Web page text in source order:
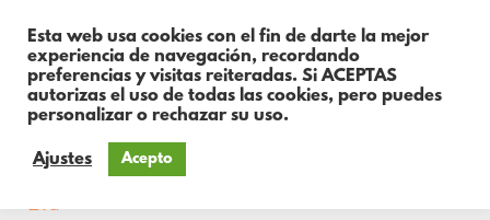
Esta web usa cookies con el fin de darte la mejor
experiencia de navegación, recordando
preferencias y visitas reiteradas. Si ACEPTAS
autorizas el uso de todas las cookies, pero puedes
personalizar o rechazar su uso.
Ajustes Acepto